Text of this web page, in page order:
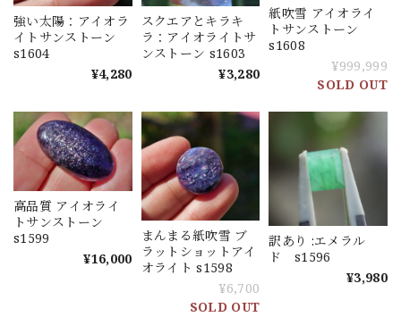
強い太陽：アイオラ
イトサンストーン
s1604
¥4,280
スクエアとキラキ
ラ：アイオライトサ
ンストーン s1603
¥3,280
紙吹雪 アイオライ
トサンストーン
s1608
¥999,999
SOLD OUT
高品質 アイオライ
トサンストーン
s1599
¥16,000
まんまる紙吹雪 ブ
ラットショットアイ
オライト s1598
¥6,700
SOLD OUT
訳あり :エメラル
ド s1596
¥3,980